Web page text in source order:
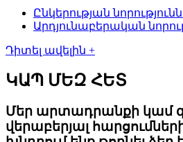
Ընկերության
Արդյունաբերական
Դիտել ավելին +
ԿԱՊ ՄԵԶ ՀԵՏ
Մեր արտադրանքի կամ
վերաբերյալ